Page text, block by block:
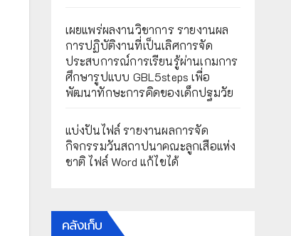
เผยแพร่ผลงานวิชาการ รายงานผล
การปฏิบัติงานที่เป็นเลิศการจัด
ประสบการณ์การเรียนรู้ผ่านเกมการ
ศึกษารูปแบบ GBL5steps เพื่อ
พัฒนาทักษะการคิดของเด็กปฐมวัย
แบ่งปันไฟล์ รายงานผลการจัด
กิจกรรมวันสถาปนาคณะลูกเสือแห่ง
ชาติ ไฟล์ Word แก้ไขได้
คลังเก็บ